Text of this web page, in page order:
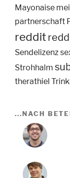
Mayonaise
partnerschaft
reddit
Sendelizenz
Strohhalm
therathiel
...NACH